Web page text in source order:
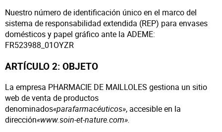
Nuestro número de identificación único en el marco del
sistema de responsabilidad extendida (REP) para envases
domésticos y papel gráfico ante la ADEME:
FR523988_01OYZR
ARTÍCULO 2: OBJETO
La empresa PHARMACIE DE MAILLOLES gestiona un sitio
web de venta de productos
denominados«parafarmacéuticos», accesible en la
dirección«www.soin-et-nature.com».